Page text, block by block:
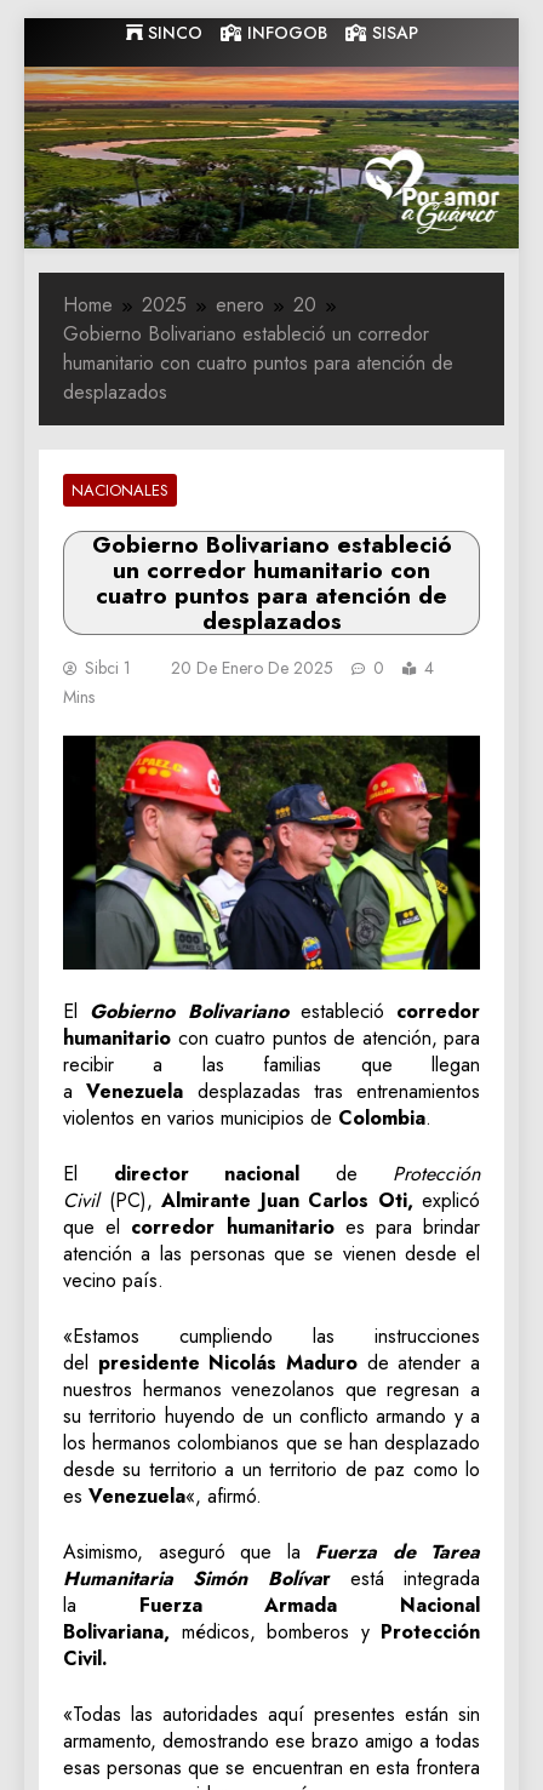
to
content
SINCO INFOGOB SISAP
Gobernacion
de Guarico
Gobernacion de Guarico
Home 2025 enero
20
Gobierno Bolivariano estableció un corredor
humanitario con cuatro puntos para atención de
desplazados
NACIONALES
Gobierno Bolivariano estableció
un corredor humanitario con
cuatro puntos para atención de
desplazados
Sibci 1 20 De Enero De 2025 0
4
Mins
El Gobierno Bolivarianoestableció corredor
humanitario con cuatro puntos de atención, para
recibir a las familias que llegan
aVenezuela desplazadas tras entrenamientos
violentos en varios municipios de Colombia.
El director nacional de Protección
Civil (PC), Almirante Juan Carlos Oti,explicó
que el corredor humanitarioes para brindar
atención a las personas que se vienen desde el
vecino país.
«Estamos cumpliendo las instrucciones
del presidente Nicolás Maduro de atender a
nuestros hermanos venezolanos que regresan a
su territorio huyendo de un conflicto armando y a
los hermanos colombianos que se han desplazado
desde su territorio a un territorio de paz como lo
es Venezuela«, afirmó.
Asimismo, aseguró que la Fuerza de Tarea
Humanitaria Simón Bolívarestá integrada
la Fuerza Armada Nacional
Bolivariana, médicos, bomberos y Protección
Civil.
«Todas las autoridades aquí presentes están sin
armamento, demostrando ese brazo amigo a todas
esas personas que se encuentran en esta frontera